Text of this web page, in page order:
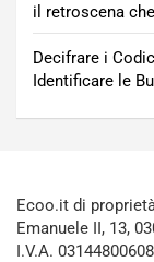
il retroscena
Decifrare i
Identificare le
Ecoo.it di
Emanuele II, 13,
I.V.A. 03144800608